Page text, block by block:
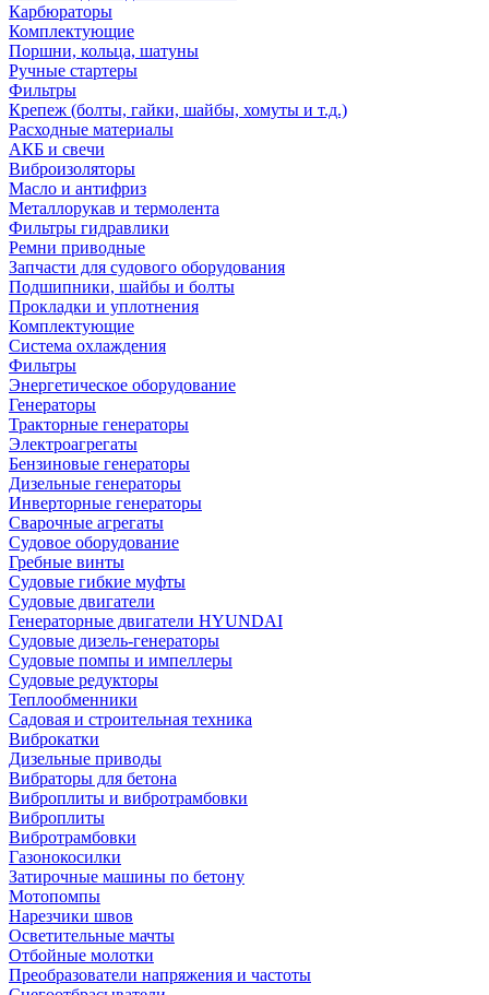
Карбюраторы
Комплектующие
Поршни, кольца, шатуны
Ручные стартеры
Фильтры
Крепеж (болты, гайки, шайбы, хомуты и т.д.)
Расходные материалы
АКБ и свечи
Виброизоляторы
Масло и антифриз
Металлорукав и термолента
Фильтры гидравлики
Ремни приводные
Запчасти для судового оборудования
Подшипники, шайбы и болты
Прокладки и уплотнения
Комплектующие
Система охлаждения
Фильтры
Энергетическое оборудование
Генераторы
Тракторные генераторы
Электроагрегаты
Бензиновые генераторы
Дизельные генераторы
Инверторные генераторы
Сварочные агрегаты
Судовое оборудование
Гребные винты
Судовые гибкие муфты
Судовые двигатели
Генераторные двигатели HYUNDAI
Судовые дизель-генераторы
Судовые помпы и импеллеры
Судовые редукторы
Теплообменники
Садовая и строительная техника
Виброкатки
Дизельные приводы
Вибраторы для бетона
Виброплиты и вибротрамбовки
Виброплиты
Вибротрамбовки
Газонокосилки
Затирочные машины по бетону
Мотопомпы
Нарезчики швов
Осветительные мачты
Отбойные молотки
Преобразователи напряжения и частоты